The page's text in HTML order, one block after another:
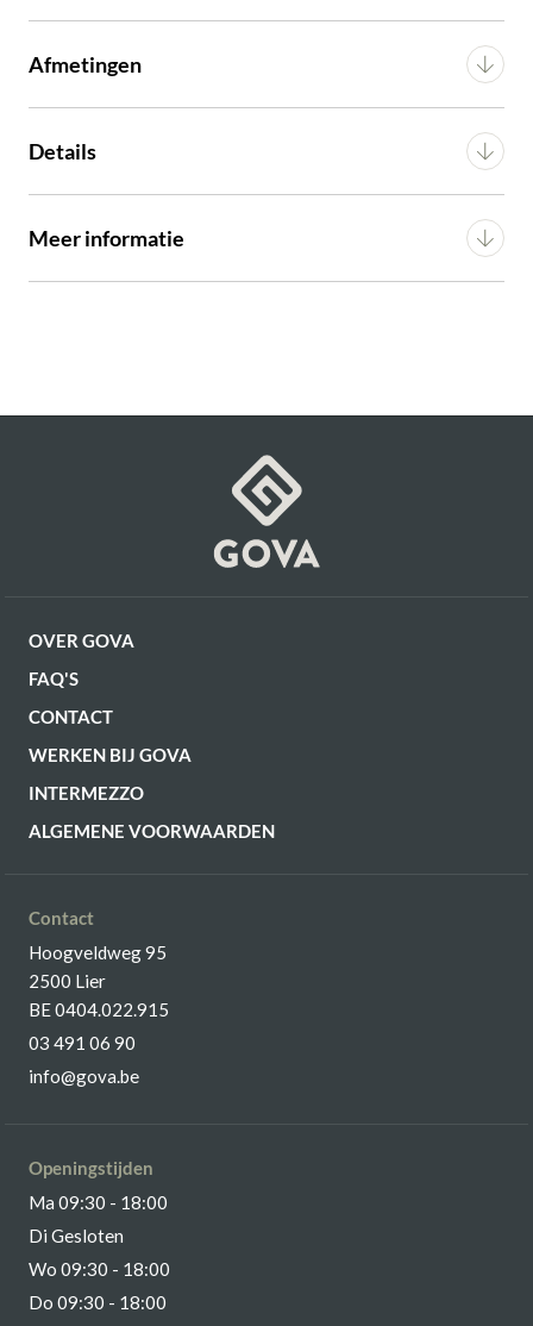
Afmetingen
Diepte 80 cm
Hoogte
Details
Montage Gemonteerd (in verpakking)
Meer informatie
OVER GOVA
FAQ'S
CONTACT
WERKEN BIJ GOVA
INTERMEZZO
ALGEMENE VOORWAARDEN
Contact
Hoogveldweg 95
2500 Lier
BE 0404.022.915
03 491 06 90
info@gova.be
Openingstijden
Ma 09:30 - 18:00
Di Gesloten
Wo 09:30 - 18:00
Do 09:30 - 18:00